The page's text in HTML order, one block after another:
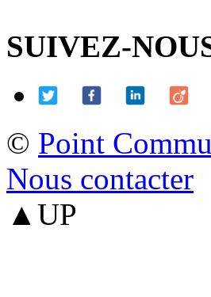
SUIVEZ-
© Point
Nous contacter
▲UP